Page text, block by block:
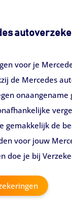
voor je
de Mercedes
onaangename
gemakkelijk de
voor jouw
doe je bij